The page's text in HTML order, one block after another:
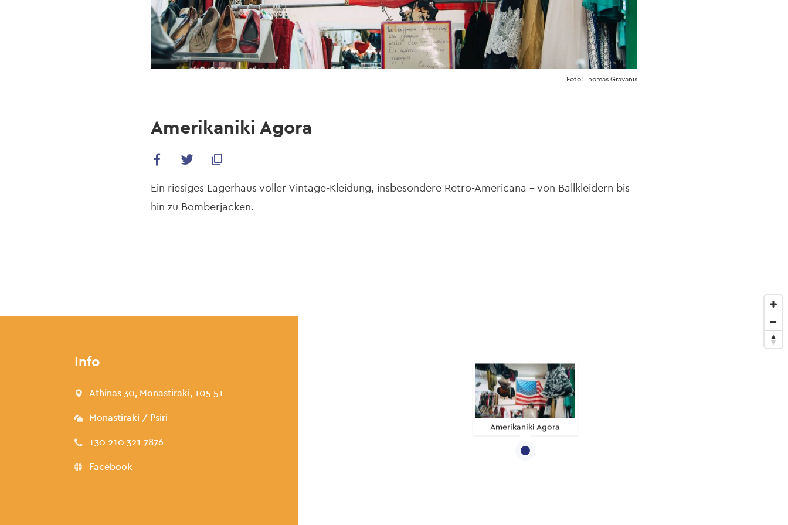
Foto: Thomas Gravanis
Amerikaniki Agora
Ein riesiges Lagerhaus voller Vintage-Kleidung, insbesondere Retro-Americana - von Ballkleidern bis
hin zu Bomberjacken.
Info
Athinas 30, Monastiraki, 105 51
Monastiraki / Psiri
+30 210 321 7876
Facebook
Amerikaniki Agora